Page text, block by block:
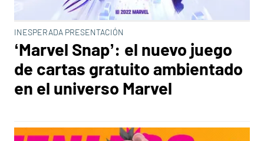
INESPERADA PRESENTACIÓN
‘Marvel Snap’: el nuevo juego
de cartas gratuito ambientado
en el universo Marvel